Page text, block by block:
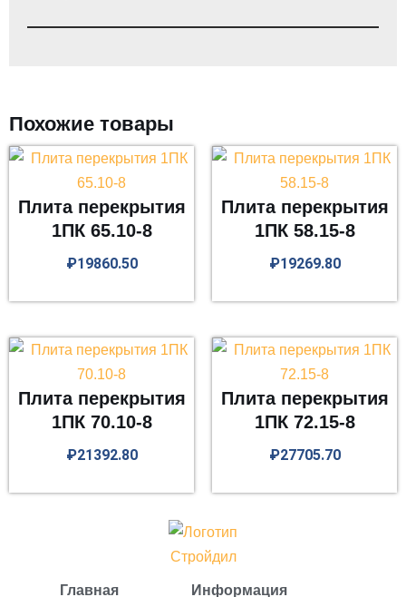
Похожие товары
Плита перекрытия
1ПК 65.10-8
₽19860.50
Плита перекрытия
1ПК 58.15-8
₽19269.80
Плита перекрытия
1ПК 70.10-8
₽21392.80
Плита перекрытия
1ПК 72.15-8
₽27705.70
Главная Информация